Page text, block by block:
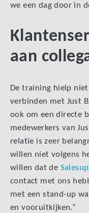
we een dag door in
aan
De training hielp
verbinden met Just
ook om een directe
medewerkers van
relatie is zeer
willen niet volgens
willen dat de
contact met ons
met een stand-up
en vooruitkijken.”